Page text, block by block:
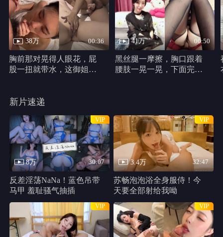
千万别松手HD
类型：恐怖片 主演：哈莉·贝瑞,克里斯汀·帕克,马修·凯文·安德森,史蒂芬妮·拉文
尼,Percy,Daggs,IV,安东尼·B.詹金斯,Cadence,Compton
共 1 集
千万别松手 线路1